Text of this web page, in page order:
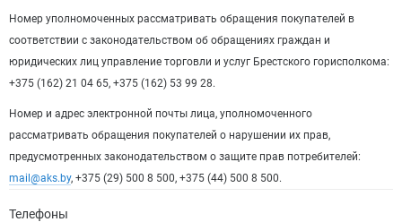
Номер уполномоченных рассматривать обращения покупателей в
соответствии с законодательством об обращениях граждан и
юридических лиц управление торговли и услуг Брестского горисполкома:
+375 (162) 21 04 65, +375 (162) 53 99 28.
Номер и адрес электронной почты лица, уполномоченного
рассматривать обращения покупателей о нарушении их прав,
предусмотренных законодательством о защите прав потребителей:
mail@aks.by, +375 (29) 500 8 500, +375 (44) 500 8 500.
Телефоны